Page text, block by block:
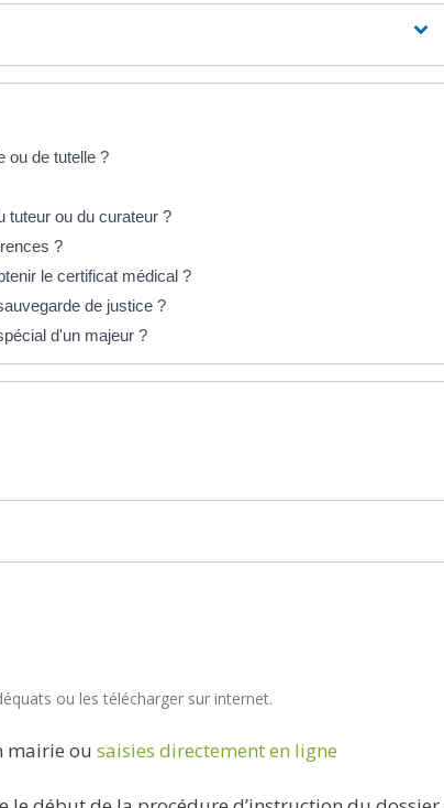
ou de tutelle ?
tuteur ou du curateur ?
?
le certificat médical ?
de justice ?
d'un majeur ?
ou les télécharger sur internet.
mairie ou saisies directement en ligne